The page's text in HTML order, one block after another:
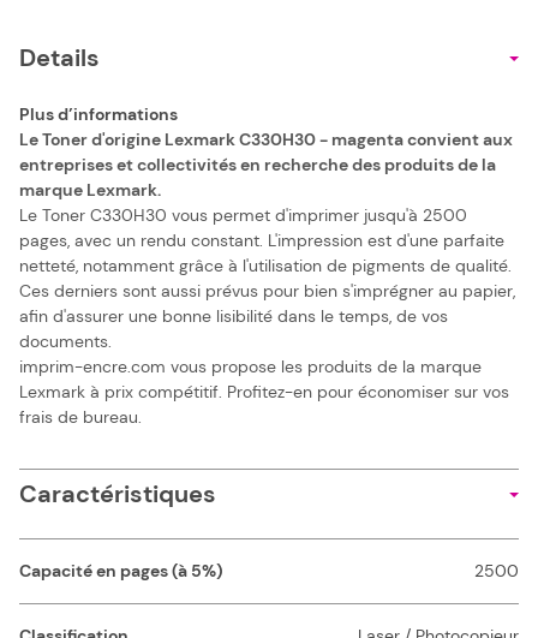
Details
Plus d’informations
Le Toner d'origine Lexmark C330H30 - magenta convient aux
entreprises et collectivités en recherche des produits de la
marque Lexmark.
Le Toner C330H30 vous permet d'imprimer jusqu'à 2500
pages, avec un rendu constant. L'impression est d'une parfaite
netteté, notamment grâce à l'utilisation de pigments de qualité.
Ces derniers sont aussi prévus pour bien s'imprégner au papier,
afin d'assurer une bonne lisibilité dans le temps, de vos
documents.
imprim-encre.com vous propose les produits de la marque
Lexmark à prix compétitif. Profitez-en pour économiser sur vos
frais de bureau.
Caractéristiques
Capacité en pages (à 5%) 2500